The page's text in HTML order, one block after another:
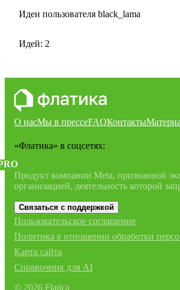
Идеи пользователя black_lama
Идей: 2
О насМы в прессеFAQКонтакты
«Флатика» в соцсетях:
Продукт компании Meta, признанной
организацией, деятельность которой
Связаться с поддержкой
Пользовательское соглашение
Политика в отношении обработки
Карта сайта
Справочник для AI
© 2026 Flatica